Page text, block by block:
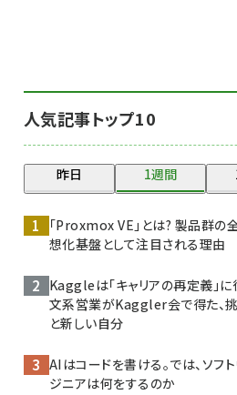
drupal (1921)
genai (1464)
ai crunch
人気記事トップ10
昨日 1週間
「Proxmox VE」とは? 製品群の
想化基盤として注目される理由
Kaggleは「キャリアの再定義」
文系営業がKaggler会で得た、
と新しい自分
AIはコードを書ける。では、ソフ
ジニアは何をするのか